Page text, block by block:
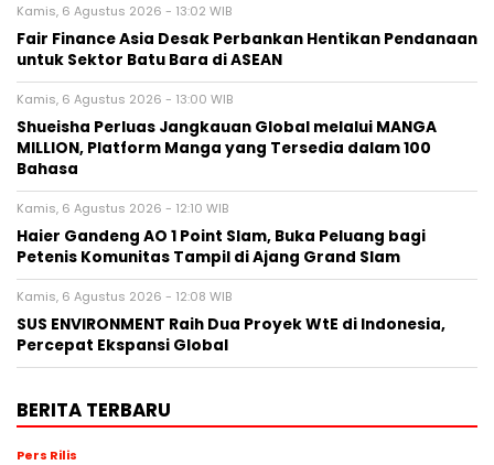
Kamis, 6 Agustus 2026 - 13:02 WIB
Fair Finance Asia Desak Perbankan Hentikan Pendanaan
untuk Sektor Batu Bara di ASEAN
Kamis, 6 Agustus 2026 - 13:00 WIB
Shueisha Perluas Jangkauan Global melalui MANGA
MILLION, Platform Manga yang Tersedia dalam 100
Bahasa
Kamis, 6 Agustus 2026 - 12:10 WIB
Haier Gandeng AO 1 Point Slam, Buka Peluang bagi
Petenis Komunitas Tampil di Ajang Grand Slam
Kamis, 6 Agustus 2026 - 12:08 WIB
SUS ENVIRONMENT Raih Dua Proyek WtE di Indonesia,
Percepat Ekspansi Global
BERITA TERBARU
Pers Rilis